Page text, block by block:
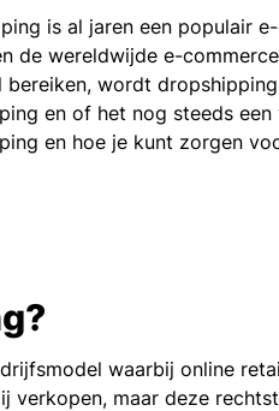
is al jaren een populair
de wereldwijde e-
bereiken, wordt
en of het nog steeds
en hoe je kunt zorgen
waarbij online
verkopen, maar deze